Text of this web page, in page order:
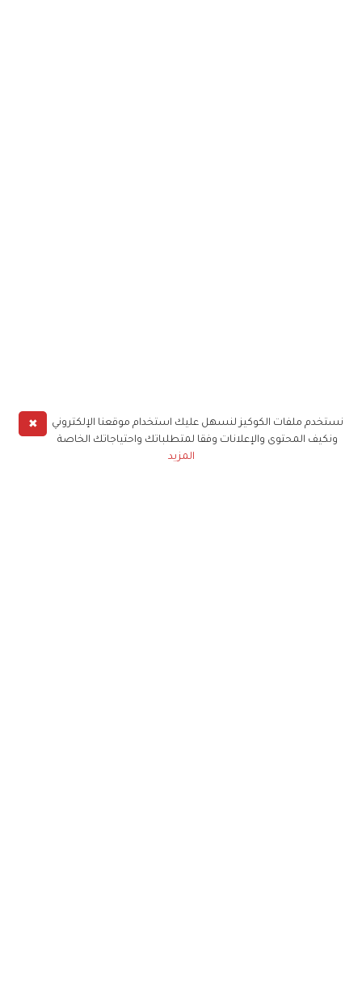
✖
نستخدم ملفات الكوكيز لنسهل عليك استخدام موقعنا الإلكتروني
ونكيف المحتوى والإعلانات وفقا لمتطلباتك واحتياجاتك الخاصة
المزيد